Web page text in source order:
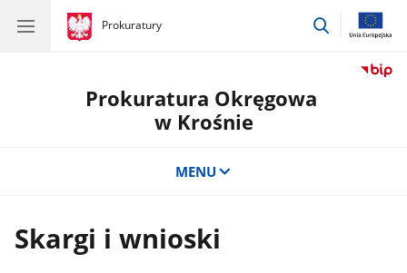
gov.pl
Prokuratury
gov.pl
Prokuratury
przejdź
Prokuratura Okręgowa
w Krośnie
MENU
Skargi i wnioski